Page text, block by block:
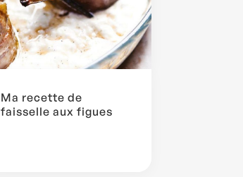
Ma recette de
faisselle aux figues